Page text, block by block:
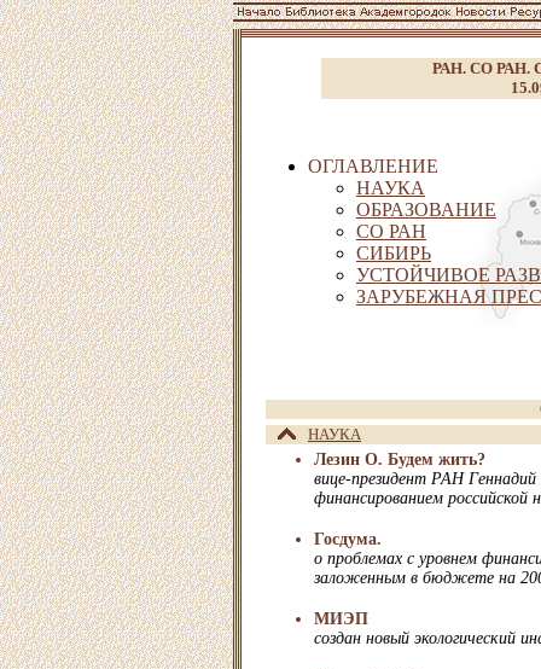
РАН. СО РАН.
ОГЛАВЛЕНИЕ
НАУКА
ОБРАЗОВАНИЕ
СО РАН
СИБИРЬ
УСТОЙЧИВОЕ
ЗАРУБЕЖНАЯ
НАУКА
Лезин О. Будем жить?
вице-президент РАН
финансированием российской
Госдума.
о проблемах с уровнем
заложенным в бюджете на
МИЭП
создан новый экологический